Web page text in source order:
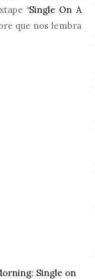
‘Single On A
que nos lembra
Single on